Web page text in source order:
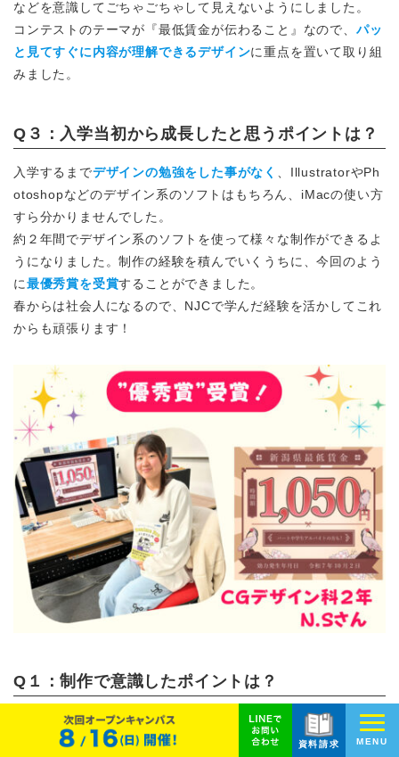
などを意識してごちゃごちゃして見えないようにしました。
コンテストのテーマが『最低賃金が伝わること』なので、 パッ
と見てすぐに内容が理解できるデザインに重点を置いて取り組
みました。
Q３：入学当初から成長したと思うポイントは？
入学するまでデザインの勉強をした事がなく
、IllustratorやPh
otoshopなどのデザイン系のソフトはもちろん、iMacの使い方
すら分かりませんでした。
約２年間でデザイン系のソフトを使って様々な制作ができるよ
うになりました。制作の経験を積んでいくうちに、今回のよう
に最優秀賞を受賞することができました。
春からは社会人になるので、NJCで学んだ経験を活かしてこれ
からも頑張ります！
Q１：制作で意識したポイントは？
去年制作したものと雰囲気を変えたかったので私が大好きなレ
トロ調で制作しました。
資料請求 MENU